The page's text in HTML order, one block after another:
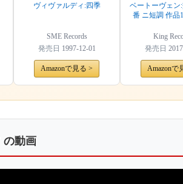
ヴィヴァルディ:四季
SME Records
発売日 1997-12-01
Amazonで見る >
ベートーヴェン
番 ニ短調 作品
King
発売日
Amazonで
の動画